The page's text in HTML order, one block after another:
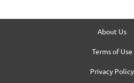
About Us
Terms of Use
Privacy Policy